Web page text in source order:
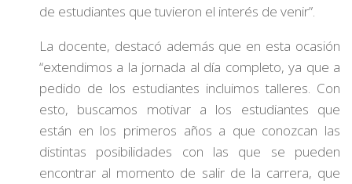
de estudiantes que tuvieron el interés de venir”.
La docente, destacó además que en esta ocasión
“extendimos a la jornada al día completo, ya que a
pedido de los estudiantes incluimos talleres. Con
esto, buscamos motivar a los estudiantes que
están en los primeros años a que conozcan las
distintas posibilidades con las que se pueden
encontrar al momento de salir de la carrera, que